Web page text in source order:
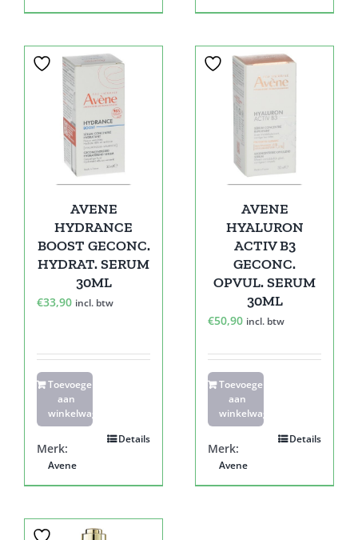
AVENE
HYDRANCE
BOOST GECONC.
HYDRAT. SERUM
30ML
€33,90 incl. btw
Toevoegen
aan
winkelwagen
Details
Merk:
Avene
AVENE
HYALURON
ACTIV B3
GECONC.
OPVUL. SERUM
30ML
€50,90 incl. btw
Toevoegen
aan
winkelwagen
Details
Merk:
Avene